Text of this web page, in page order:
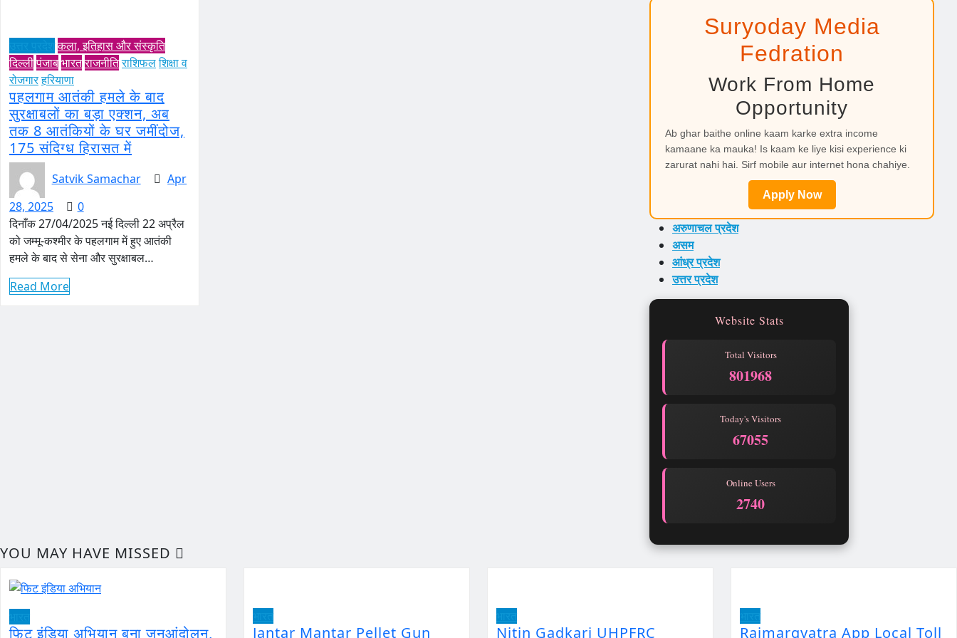
कला, इतिहास और संस्कृति
दिल्लीपंजाबभारतराजनीतिराशिफलशिक्षा व
रोजगारहरियाणा
पहलगाम आतंकी हमले के बाद
सुरक्षाबलों का बड़ा एक्शन, अब
तक 8 आतंकियों के घर जमींदोज,
175 संदिग्ध हिरासत में
Satvik Samachar
Apr
28, 2025
0
दिनाँक 27/04/2025 नई दिल्ली 22 अप्रैल
को जम्मू-कश्मीर के पहलगाम में हुए आतंकी
हमले के बाद से सेना और सुरक्षाबल…
Read More
Suryoday Media
Fedration
Work From Home
Opportunity
Ab ghar baithe online kaam karke extra income
kamaane ka mauka! Is kaam ke liye kisi experience ki
zarurat nahi hai. Sirf mobile aur internet hona chahiye.
Apply Now
अरुणाचल प्रदेश
असम
आंध्र प्रदेश
उत्तर प्रदेश
Website Stats
Total Visitors
801968
Today's Visitors
67055
Online Users
2740
YOU MAY HAVE MISSED
फिट इंडिया अभियान बना जनआंदोलन, Jantar Mantar Pellet Gun Nitin Gadkari UHPFRC Rajmargyatra App Local Toll